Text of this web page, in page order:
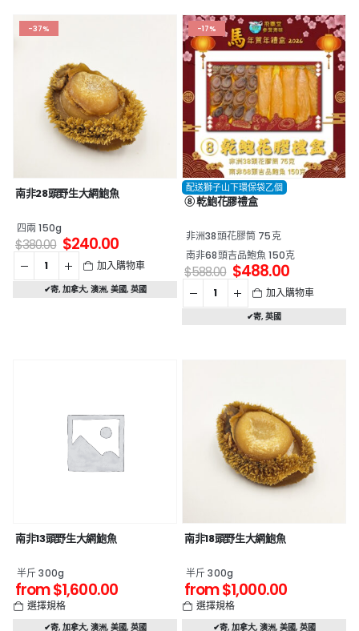
-37%
南非28頭野生大網鮑魚
四兩 150g
$380.00 $240.00
加入購物車
✔寄, 加拿大, 澳洲, 美國, 英國
-17%
配送獅子山下環保袋乙個
⑧ 乾鮑花膠禮盒
非洲38頭花膠筒 75克
南非68頭吉品鮑魚 150克
$588.00 $488.00
加入購物車
✔寄, 英國
南非13頭野生大網鮑魚
半斤 300g
from$1,600.00
選擇規格
✔寄, 加拿大, 澳洲, 美國, 英國
南非18頭野生大網鮑魚
半斤 300g
from$1,000.00
選擇規格
✔寄, 加拿大, 澳洲, 美國, 英國